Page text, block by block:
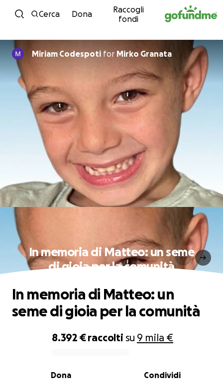
Vai al contenuto
Cerca Dona
Raccogli
fondi
Miriam Codespoti for Mirko Granata
In memoria di Matteo: un seme
di gioia per la comunità
0% complete
8.392 €raccolti su 9 mila €
Condividi
Dona
In memoria di Matteo: un
seme di gioia per la comunità